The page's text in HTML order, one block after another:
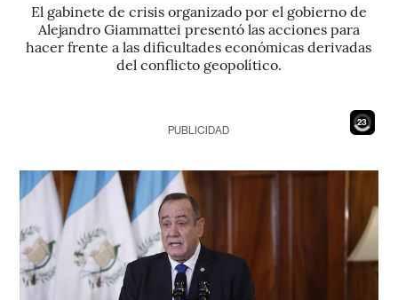
El gabinete de crisis organizado por el gobierno de
Alejandro Giammattei presentó las acciones para
hacer frente a las dificultades económicas derivadas
del conflicto geopolítico.
21
PUBLICIDAD